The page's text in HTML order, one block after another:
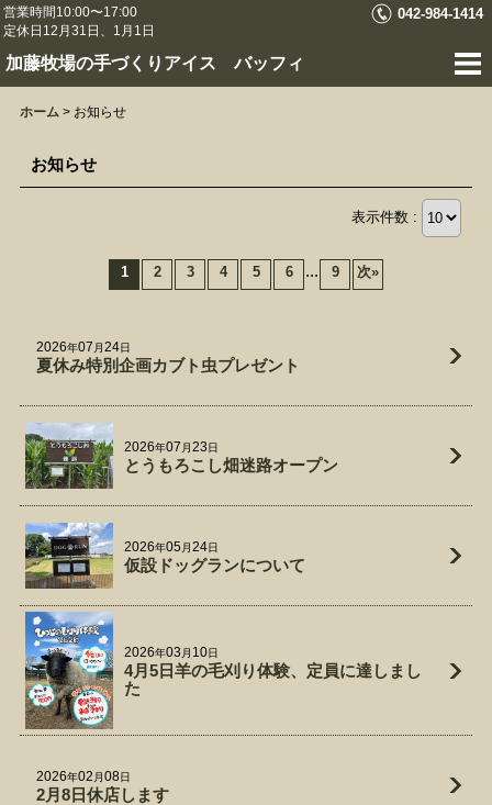
営業時間10:00〜17:00
定休日12月31日、1月1日
042-984-1414
加藤牧場の手づくりアイス バッフィ
ホーム > お知らせ
お知らせ
表示件数 :
1 2 3 4 5 6 ... 9 次»
2026年07 月24日
夏休み特別企画カブト虫プレゼント
2026年07 月23日
とうもろこし畑迷路オープン
2026年05 月24日
仮設ドッグランについて
2026年03 月 10日
4月5日羊の毛刈り体験、定員に達しまし
た
2026年02 月08日
2月8日休店します